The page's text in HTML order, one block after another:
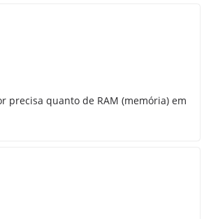
precisa quanto de RAM (memória) em